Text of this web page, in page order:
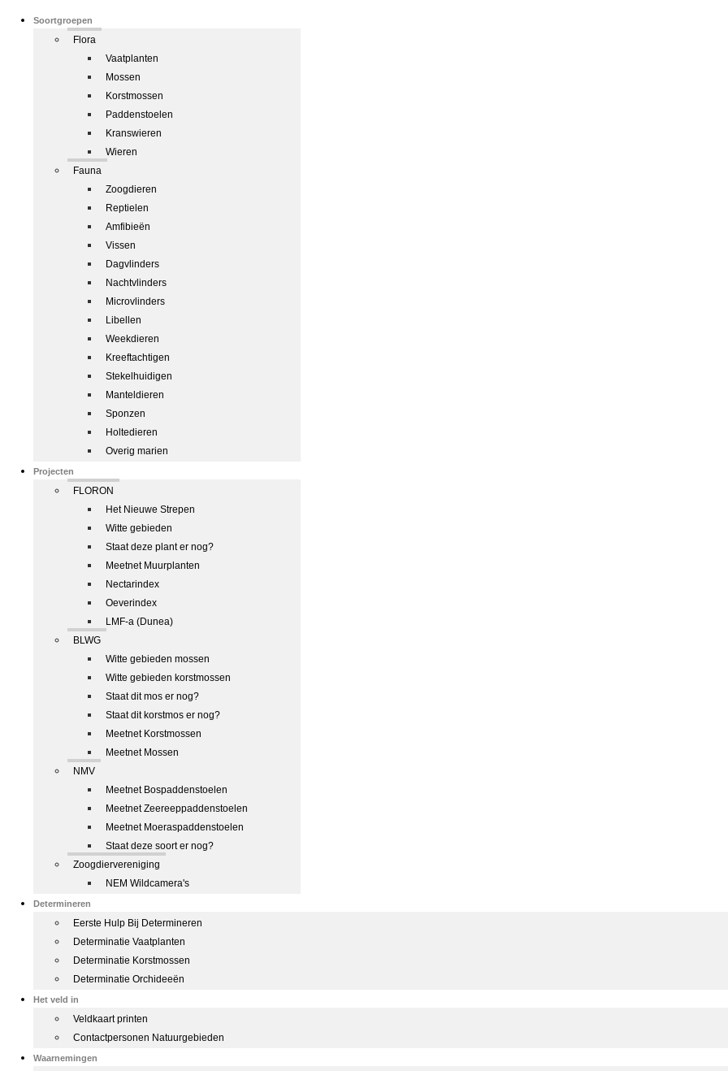
Soortgroepen
Flora
Vaatplanten
Mossen
Korstmossen
Paddenstoelen
Kranswieren
Wieren
Fauna
Zoogdieren
Reptielen
Amfibieën
Vissen
Dagvlinders
Nachtvlinders
Microvlinders
Libellen
Weekdieren
Kreeftachtigen
Stekelhuidigen
Manteldieren
Sponzen
Holtedieren
Overig marien
Projecten
FLORON
Het Nieuwe Strepen
Witte gebieden
Staat deze plant er nog?
Meetnet Muurplanten
Nectarindex
Oeverindex
LMF-a (Dunea)
BLWG
Witte gebieden mossen
Witte gebieden korstmossen
Staat dit mos er nog?
Staat dit korstmos er nog?
Meetnet Korstmossen
Meetnet Mossen
NMV
Meetnet Bospaddenstoelen
Meetnet Zeereeppaddenstoelen
Meetnet Moeraspaddenstoelen
Staat deze soort er nog?
Zoogdiervereniging
NEM Wildcamera's
Determineren
Eerste Hulp Bij Determineren
Determinatie Vaatplanten
Determinatie Korstmossen
Determinatie Orchideeën
Het veld in
Veldkaart printen
Contactpersonen Natuurgebieden
Waarnemingen